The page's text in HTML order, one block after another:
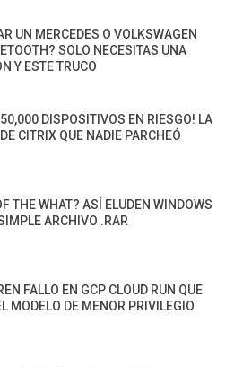
UN MERCEDES O VOLKSWAGEN
SOLO NECESITAS UNA
Y ESTE TRUCO
50,000 DISPOSITIVOS EN RIESGO! LA
CITRIX QUE NADIE PARCHEÓ
THE WHAT? ASÍ ELUDEN WINDOWS
ARCHIVO .RAR
FALLO EN GCP CLOUD RUN QUE
MODELO DE MENOR PRIVILEGIO